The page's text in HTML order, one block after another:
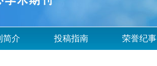
简介 投稿指南 荣誉纪事